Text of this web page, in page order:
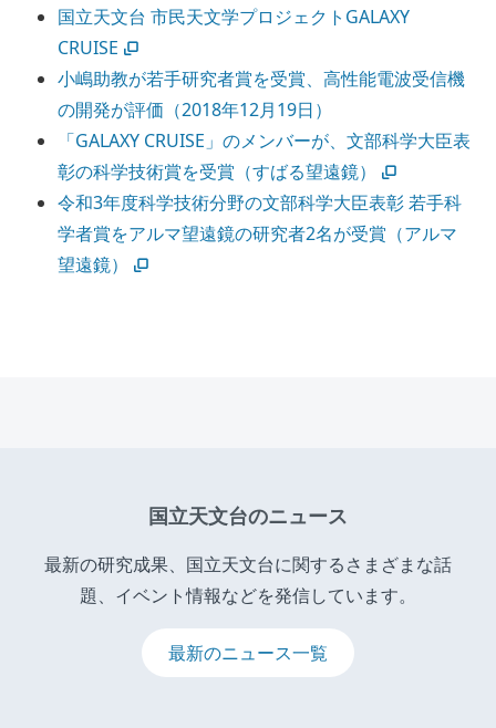
国立天文台 市民天文学プロジェクトGALAXY
CRUISE
小嶋助教が若手研究者賞を受賞、高性能電波受信機
の開発が評価（2018年12月19日）
「GALAXY CRUISE」のメンバーが、文部科学大臣表
彰の科学技術賞を受賞（すばる望遠鏡）
令和3年度科学技術分野の文部科学大臣表彰 若手科
学者賞をアルマ望遠鏡の研究者2名が受賞（アルマ
望遠鏡）
国立天文台のニュース
最新の研究成果、国立天文台に関するさまざまな話
題、イベント情報などを発信しています。
最新のニュース一覧